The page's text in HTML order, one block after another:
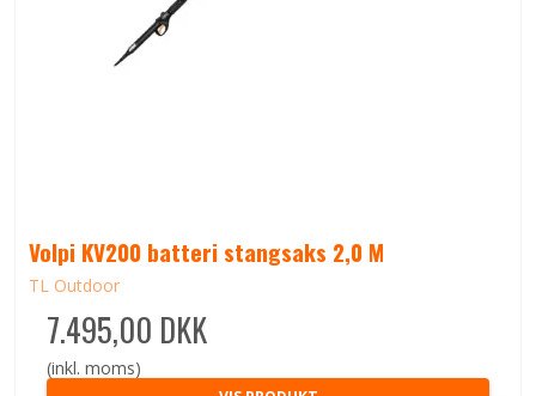
Volpi KV200 batteri stangsaks 2,0 M
TL Outdoor
7.495,00 DKK
(inkl. moms)